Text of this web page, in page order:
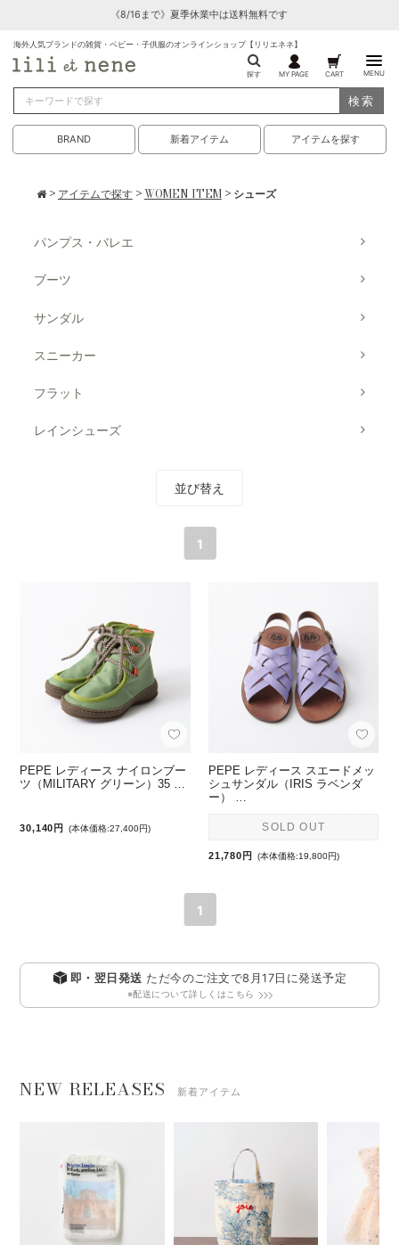
《8/16まで》夏季休業中は送料無料です
海外人気ブランドの雑貨・ベビー・子供服のオンラインショップ【リリエネネ】
探す MY PAGE CART MENU
検索
BRAND 新着アイテム アイテムを探す
> アイテムで探す>WOMEN ITEM> シューズ
パンプス・バレエ
ブーツ
サンダル
スニーカー
フラット
レインシューズ
並び替え
1
PEPE レディース ナイロンブー
ツ（MILITARY グリーン）35 …
30,140円 (本体価格:27,400円)
PEPE レディース スエードメッ
シュサンダル（IRIS ラベンダ
ー） …
SOLD OUT
21,780円 (本体価格:19,800円)
1
即・翌日発送 ただ今のご注文で8月17日 に発送予定
※配送について詳しくはこちら
NEW RELEASES 新着アイテム